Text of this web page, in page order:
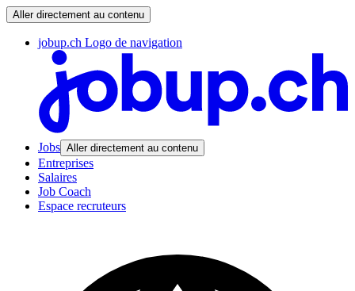
Aller directement au contenu
jobup.ch Logo de navigation
Jobs Aller directement au contenu
Entreprises
Salaires
Job Coach
Espace recruteurs